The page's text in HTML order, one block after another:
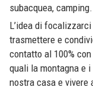
subacquea, camping.
L’idea di focalizzarci
trasmettere e
contatto al 100%
quali la montagna e
nostra casa e